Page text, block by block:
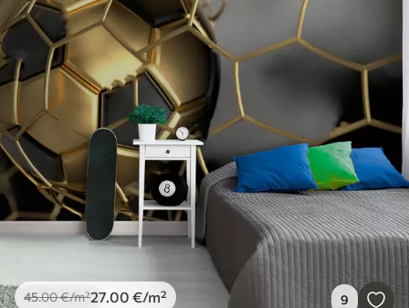
45.00€/m²27.00 €/m² 9